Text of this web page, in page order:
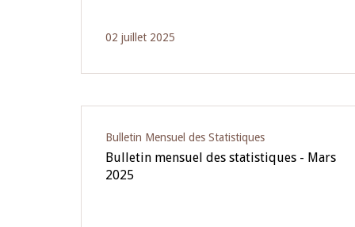
02 juillet 2025
Bulletin Mensuel des Statistiques
Bulletin mensuel des statistiques - Mars
2025